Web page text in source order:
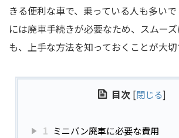
きる便利な車で、乗っている人も多い
には廃車手続きが必要なため、スムー
も、上手な方法を知っておくことが大切
目次 [閉じる]
1 ミニバン廃車に必要な費用